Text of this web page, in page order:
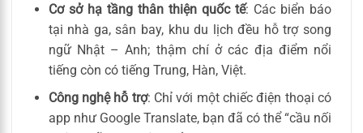
Cơ sở hạ tầng thân thiện quốc tế: Các biển báo
tại nhà ga, sân bay, khu du lịch đều hỗ trợ song
ngữ Nhật – Anh; thậm chí ở các địa điểm nổi
tiếng còn có tiếng Trung, Hàn, Việt.
Công nghệ hỗ trợ: Chỉ với một chiếc điện thoại có
app như Google Translate, bạn đã có thể “cầu nối